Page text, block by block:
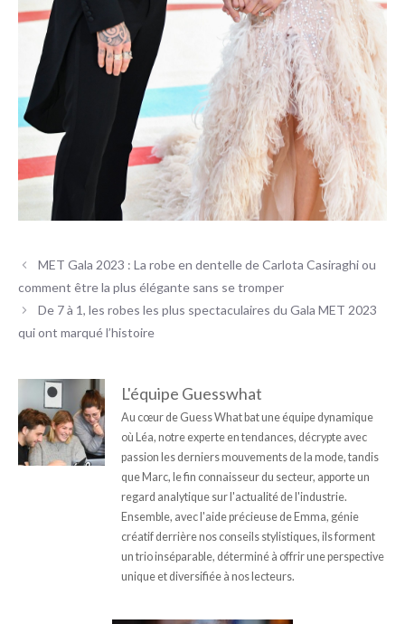
MET Gala 2023 : La robe en dentelle de Carlota Casiraghi ou
comment être la plus élégante sans se tromper
De 7 à 1, les robes les plus spectaculaires du Gala MET 2023
qui ont marqué l’histoire
L'équipe Guesswhat
Au cœur de Guess What bat une équipe dynamique
où Léa, notre experte en tendances, décrypte avec
passion les derniers mouvements de la mode, tandis
que Marc, le fin connaisseur du secteur, apporte un
regard analytique sur l'actualité de l'industrie.
Ensemble, avec l'aide précieuse de Emma, génie
créatif derrière nos conseils stylistiques, ils forment
un trio inséparable, déterminé à offrir une perspective
unique et diversifiée à nos lecteurs.